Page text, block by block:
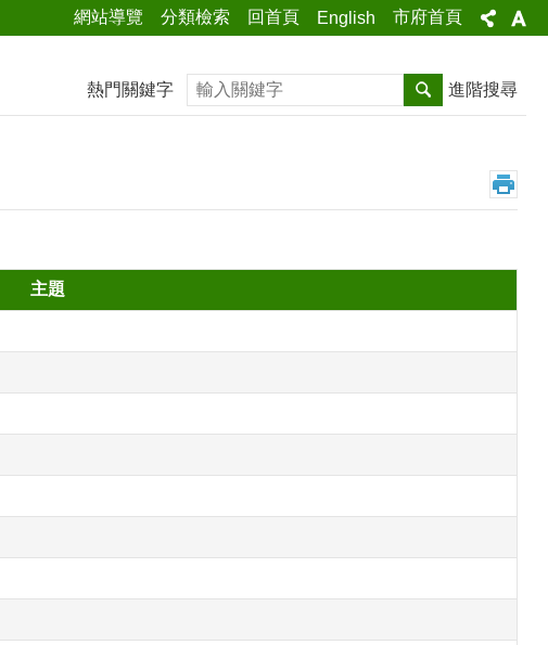
網站導覽 分類檢索 回首頁 English 市府首頁
熱門關鍵字 搜尋 進階搜尋
主題